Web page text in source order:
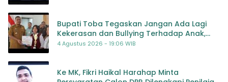
Bupati Toba Tegaskan Jangan Ada Lagi
Kekerasan dan Bullying Terhadap Anak,
Dorong Kolaborasi Seluruh Pihak
4 Agustus 2026 - 19:06 WIB
Ke MK, Fikri Haikal Harahap Minta